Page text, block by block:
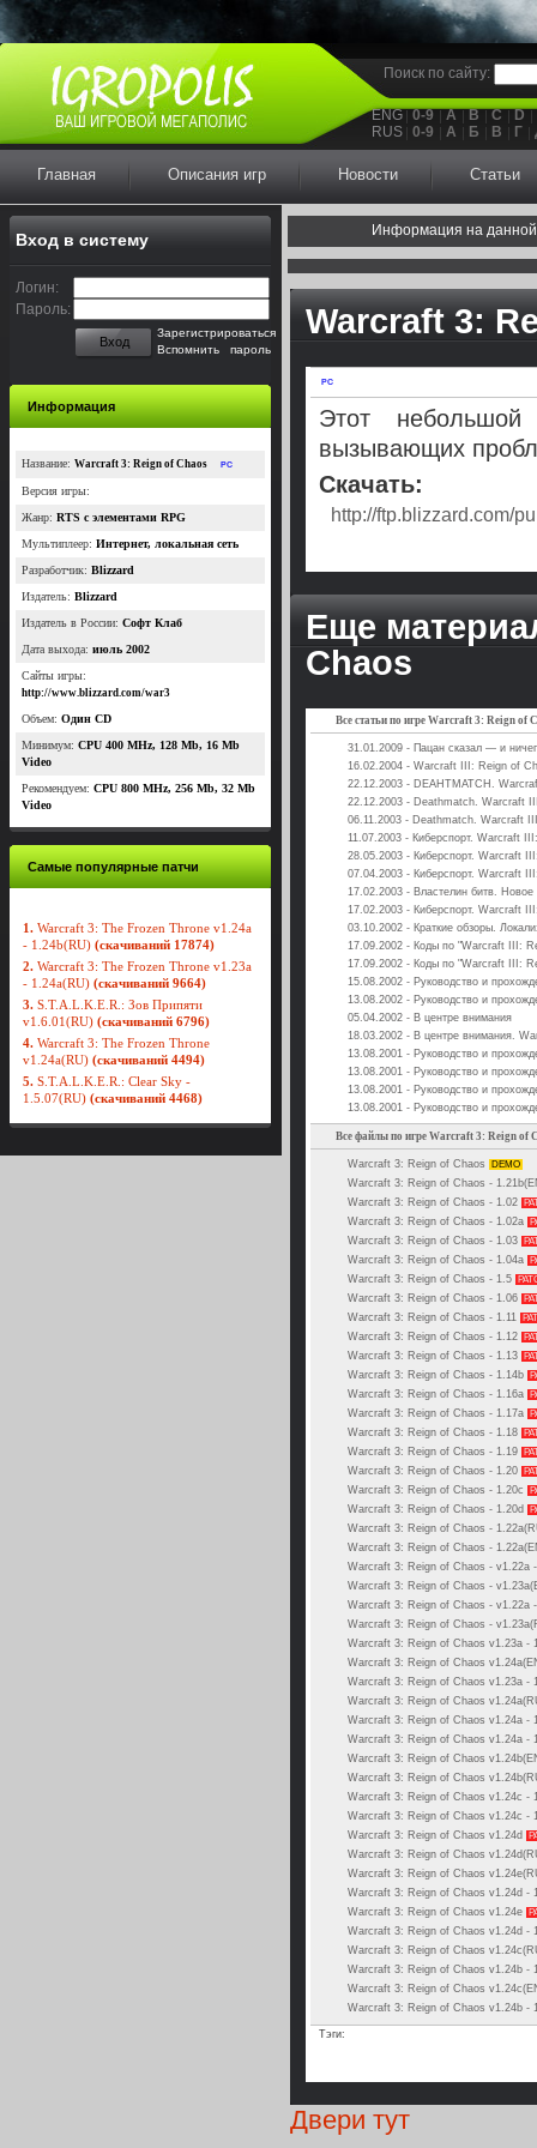
Поиск по сайту:
ENG 0-9 A B C
D
RUS 0-9 А Б В Г
Главная Описания игр Новости Статьи
Вход в систему
Логин:
Пароль:
Вход
Зарегистрироваться
Вспомнить пароль
Информация
Название: Warcraft 3: Reign of Chaos PC
Версия игры:
Жанр: RTS с элементами RPG
Мультиплеер: Интернет, локальная сеть
Разработчик: Blizzard
Издатель: Blizzard
Издатель в России: Софт Клаб
Дата выхода: июль 2002
Сайты игры:
http://www.blizzard.com/war3
Объем: Один CD
Минимум: CPU 400 MHz, 128 Mb, 16 Mb
Video
Рекомендуем: CPU 800 MHz, 256 Mb, 32 Мb
Video
Самые популярные патчи
1. Warcraft 3: The Frozen Throne v1.24a
- 1.24b(RU) (скачиваний 17874)
2. Warcraft 3: The Frozen Throne v1.23a
- 1.24a(RU) (скачиваний 9664)
3. S.T.A.L.K.E.R.: Зов Припяти
v1.6.01(RU) (скачиваний 6796)
4. Warcraft 3: The Frozen Throne
v1.24a(RU) (скачиваний 4494)
5. S.T.A.L.K.E.R.: Clear Sky -
1.5.07(RU) (скачиваний 4468)
Информация на
Warcraft 3:
PC
Этот
вызывающих
Скачать:
http://ftp.blizzard.com/
Еще
Chaos
Все статьи по игре Warcraft 3: Reign of
31.01.2009 - Пацан сказал — и
16.02.2004 - Warcraft III: Reign of
22.12.2003 - DEAHTMATCH.
22.12.2003 - Deathmatch. Warcraft
06.11.2003 - Deathmatch. Warcraft
11.07.2003 - Киберспорт. Warcraft
28.05.2003 - Киберспорт. Warcraft
07.04.2003 - Киберспорт. Warcraft
17.02.2003 - Властелин битв.
17.02.2003 - Киберспорт. Warcraft
03.10.2002 - Краткие обзоры.
17.09.2002 - Коды по "Warcraft III:
17.09.2002 - Коды по "Warcraft III:
15.08.2002 - Руководство и
13.08.2002 - Руководство и
05.04.2002 - В центре внимания
18.03.2002 - В центре внимания.
13.08.2001 - Руководство и
13.08.2001 - Руководство и
13.08.2001 - Руководство и
13.08.2001 - Руководство и
Все файлы по игре Warcraft 3: Reign of
Warcraft 3: Reign of Chaos DEMO
Warcraft 3: Reign of Chaos -
Warcraft 3: Reign of Chaos - 1.02
Warcraft 3: Reign of Chaos - 1.02a
Warcraft 3: Reign of Chaos - 1.03
Warcraft 3: Reign of Chaos - 1.04a
Warcraft 3: Reign of Chaos - 1.5
Warcraft 3: Reign of Chaos - 1.06
Warcraft 3: Reign of Chaos - 1.11
Warcraft 3: Reign of Chaos - 1.12
Warcraft 3: Reign of Chaos - 1.13
Warcraft 3: Reign of Chaos - 1.14b
Warcraft 3: Reign of Chaos - 1.16a
Warcraft 3: Reign of Chaos - 1.17а
Warcraft 3: Reign of Chaos - 1.18
Warcraft 3: Reign of Chaos - 1.19
Warcraft 3: Reign of Chaos - 1.20
Warcraft 3: Reign of Chaos - 1.20c
Warcraft 3: Reign of Chaos - 1.20d
Warcraft 3: Reign of Chaos -
Warcraft 3: Reign of Chaos -
Warcraft 3: Reign of Chaos - v1.22a
Warcraft 3: Reign of Chaos -
Warcraft 3: Reign of Chaos - v1.22a
Warcraft 3: Reign of Chaos -
Warcraft 3: Reign of Chaos v1.23a -
Warcraft 3: Reign of Chaos
Warcraft 3: Reign of Chaos v1.23a -
Warcraft 3: Reign of Chaos
Warcraft 3: Reign of Chaos v1.24a -
Warcraft 3: Reign of Chaos v1.24a -
Warcraft 3: Reign of Chaos
Warcraft 3: Reign of Chaos
Warcraft 3: Reign of Chaos v1.24c -
Warcraft 3: Reign of Chaos v1.24c -
Warcraft 3: Reign of Chaos v1.24d
Warcraft 3: Reign of Chaos
Warcraft 3: Reign of Chaos
Warcraft 3: Reign of Chaos v1.24d -
Warcraft 3: Reign of Chaos v1.24e
Warcraft 3: Reign of Chaos v1.24d -
Warcraft 3: Reign of Chaos
Warcraft 3: Reign of Chaos v1.24b -
Warcraft 3: Reign of Chaos
Warcraft 3: Reign of Chaos v1.24b -
Тэги:
Двери тут